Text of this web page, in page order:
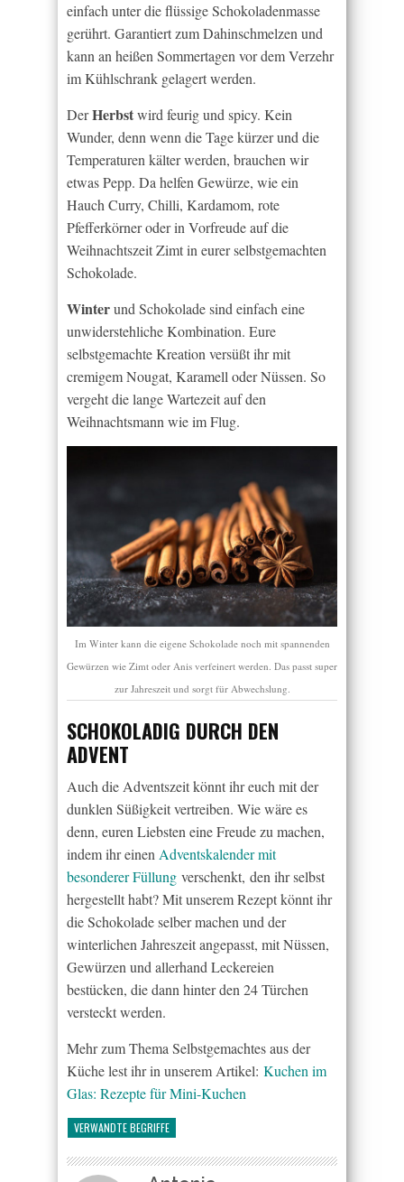
einfach unter die flüssige Schokoladenmasse
gerührt. Garantiert zum Dahinschmelzen und
kann an heißen Sommertagen vor dem Verzehr
im Kühlschrank gelagert werden.
DerHerbstwird feurig und spicy. Kein
Wunder, denn wenn die Tage kürzer und die
Temperaturen kälter werden, brauchen wir
etwas Pepp. Da helfen Gewürze, wie ein
Hauch Curry, Chilli, Kardamom, rote
Pfefferkörner oder in Vorfreude auf die
Weihnachtszeit Zimt in eurer selbstgemachten
Schokolade.
Winterund Schokolade sind einfach eine
unwiderstehliche Kombination. Eure
selbstgemachte Kreation versüßt ihr mit
cremigem Nougat, Karamell oder Nüssen. So
vergeht die lange Wartezeit auf den
Weihnachtsmann wie im Flug.
Im Winter kann die eigene Schokolade noch mit spannenden
Gewürzen wie Zimt oder Anis verfeinert werden. Das passt super
zur Jahreszeit und sorgt für Abwechslung.
SCHOKOLADIG DURCH DEN
ADVENT
Auch die Adventszeit könnt ihr euch mit der
dunklen Süßigkeit vertreiben. Wie wäre es
denn, euren Liebsten eine Freude zu machen,
indem ihr einen Adventskalender mit
besonderer Füllung verschenkt, den ihr selbst
hergestellt habt? Mit unserem Rezept könnt ihr
die Schokolade selber machen und der
winterlichen Jahreszeit angepasst, mit Nüssen,
Gewürzen und allerhand Leckereien
bestücken, die dann hinter den 24 Türchen
versteckt werden.
Mehr zum Thema Selbstgemachtes aus der
Küche lest ihr in unserem Artikel: Kuchen im
Glas: Rezepte für Mini-Kuchen
VERWANDTE BEGRIFFE